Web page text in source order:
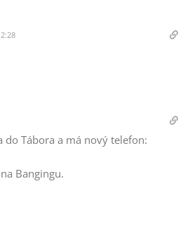
do Tábora a má nový telefon:
Bangingu.